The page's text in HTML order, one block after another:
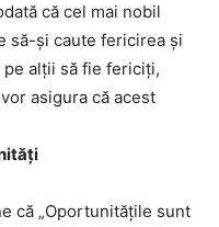
că cel mai nobil
să-și caute fericirea și
alții să fie fericiți,
asigura că acest
că „Oportunitățile sunt